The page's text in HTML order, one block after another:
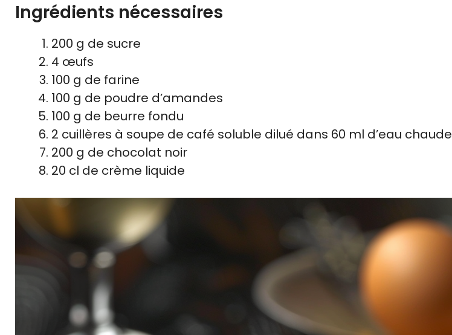
Ingrédients nécessaires
200 g de sucre
4 œufs
100 g de farine
100 g de poudre d’amandes
100 g de beurre fondu
2 cuillères à soupe de café soluble dilué dans 60 ml d’eau chaude
200 g de chocolat noir
20 cl de crème liquide